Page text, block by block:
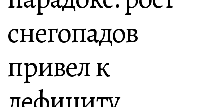
снегопадов
привел к